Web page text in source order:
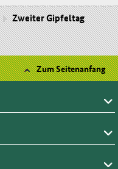
Zweiter Gipfeltag
Zum Seitenanfang